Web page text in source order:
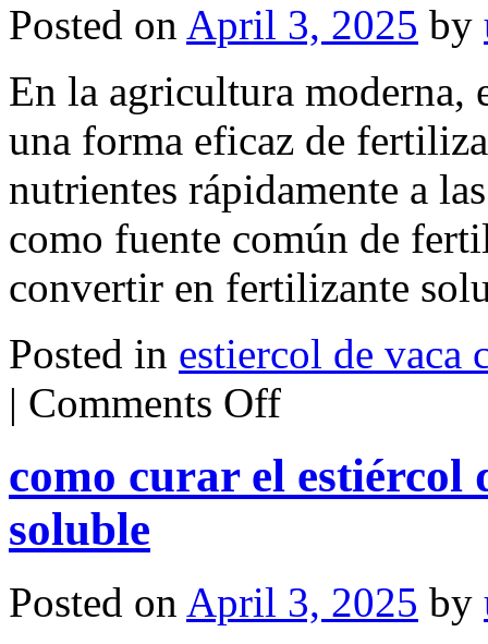
Posted on April 3, 2025 by
En la agricultura moderna,
una forma eficaz de
nutrientes rápidamente a
como fuente común de
convertir en fertilizante
Posted in estiercol de vaca
| Comments Offon
como
fertilizante
soluble
como curar el
soluble
Posted on April 3, 2025 by